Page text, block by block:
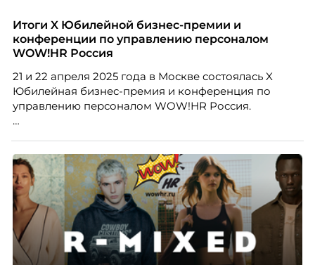
Чеснокова, HR-директор Right line.
Итоги X Юбилейной бизнес-премии и
конференции по управлению персоналом
WOW!HR Россия
21 и 22 апреля 2025 года в Москве состоялась X
Юбилейная бизнес-премия и конференция по
управлению персоналом WOW!HR Россия.
номинантов и гостей мероприятия.